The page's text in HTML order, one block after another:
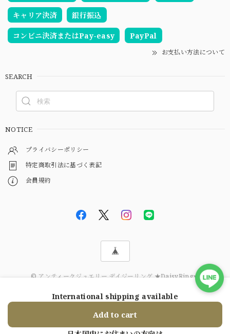
キャリア決済 銀行振込
コンビニ決済またはPay-easy PayPal
お支払い方法について
SEARCH
NOTICE
プライバシーポリシー
特定商取引法に基づく表記
会員規約
© アンティークジュエリー デイジーリング ★DaisyRing★
International shipping available
Add to cart
ショップに質問する